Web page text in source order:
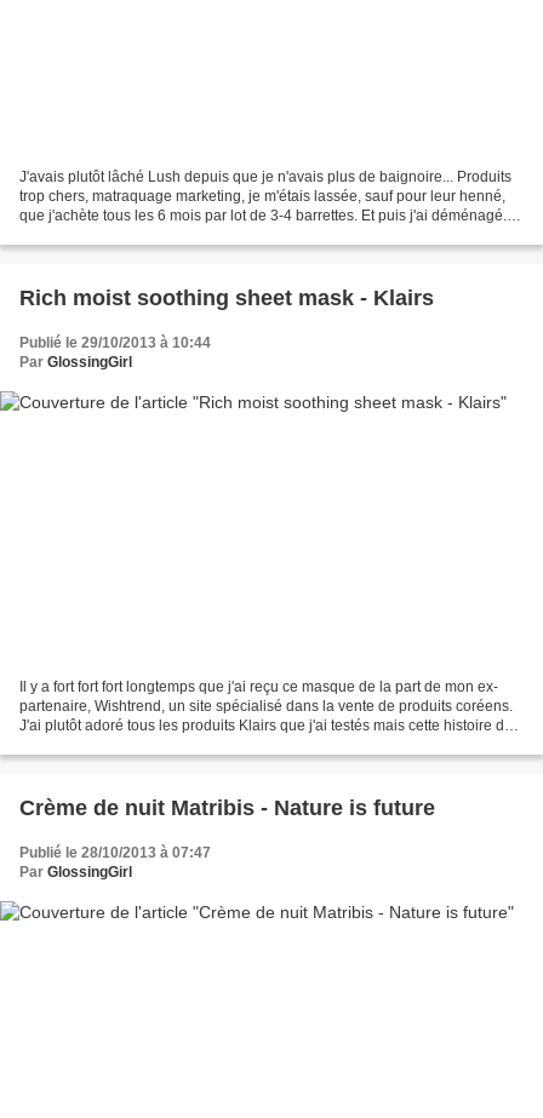
J'avais plutôt lâché Lush depuis que je n'avais plus de baignoire... Produits
trop chers, matraquage marketing, je m'étais lassée, sauf pour leur henné,
que j'achète tous les 6 mois par lot de 3-4 barrettes. Et puis j'ai déménagé.
Rich moist soothing sheet mask - Klairs
Publié le 29/10/2013 à 10:44
Par GlossingGirl
Il y a fort fort fort longtemps que j'ai reçu ce masque de la part de mon ex-
partenaire, Wishtrend, un site spécialisé dans la vente de produits coréens.
J'ai plutôt adoré tous les produits Klairs que j'ai testés mais cette histoire de
Crème de nuit Matribis - Nature is future
Publié le 28/10/2013 à 07:47
Par GlossingGirl